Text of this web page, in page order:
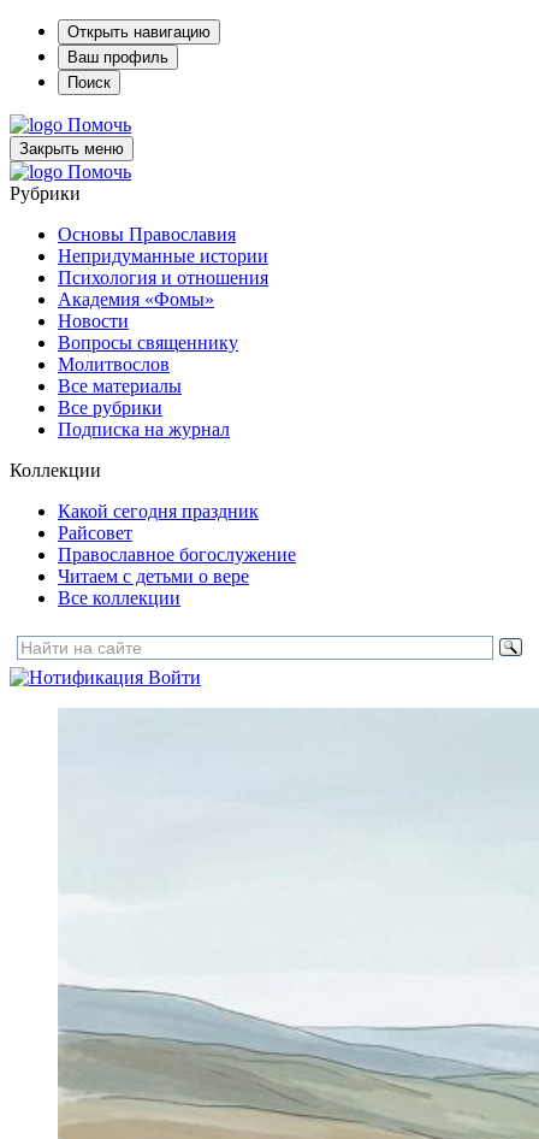
Открыть навигацию
Ваш профиль
Поиск
Помочь
Закрыть меню
Помочь
Рубрики
Основы Православия
Непридуманные истории
Психология и отношения
Академия «Фомы»
Новости
Вопросы священнику
Молитвослов
Все материалы
Все рубрики
Подписка на журнал
Коллекции
Какой сегодня праздник
Райсовет
Православное богослужение
Читаем с детьми о вере
Все коллекции
Войти